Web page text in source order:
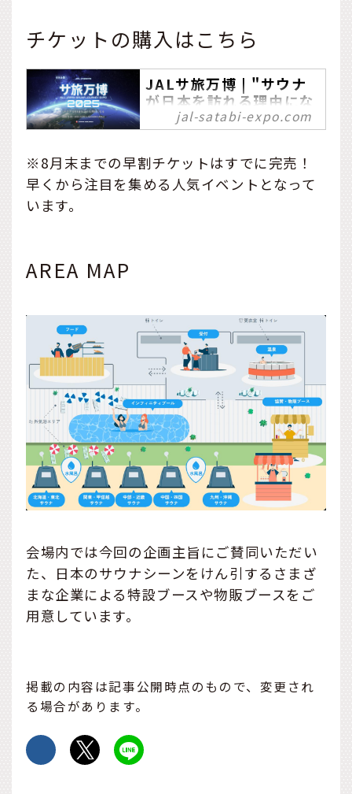
チケットの購入はこちら
JALサ旅万博 | "サウナ
が日本を訪れる理由にな
全国・47都道府県の「サ
旅」が一堂に集結する、今
jal-satabi-expo.com
※8月末までの早割チケットはすでに完売！
早くから注目を集める人気イベントとなって
います。
AREA MAP
会場内では今回の企画主旨にご賛同いただい
た、日本のサウナシーンをけん引するさまざ
まな企業による特設ブースや物販ブースをご
用意しています。
掲載の内容は記事公開時点のもので、変更され
る場合があります。